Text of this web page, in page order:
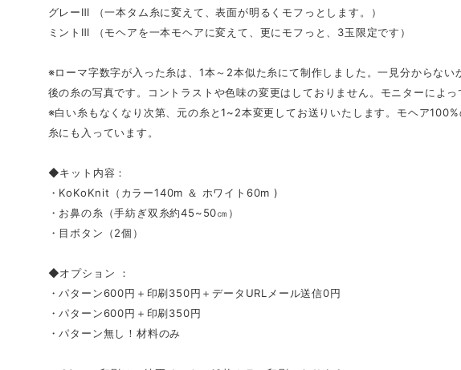
グレーⅢ （一本タム糸に変えて、表面が明るくモフっとします。）
ミントⅢ （モヘアを一本モヘアに変えて、更にモフっと、3玉限定です）
※ローマ字数字が入った糸は、1本～2本似た糸にて制作しました。一見分からな
後の糸の写真です。コントラストや色味の変更はしておりません。モニターによ
※白い糸もなくなり次第、元の糸と1~2本変更してお送りいたします。モヘア
糸にも入っています。
◆キット内容：
・KoKoKnit（カラー140m ＆ ホワイト60m )
・お鼻の糸（手紡ぎ双糸約45~50㎝）
・目ボタン（2個）
◆オプション ：
・パターン600円＋印刷350円＋データURLメール送信0円
・パターン600円＋印刷350円
・パターン無し！材料のみ